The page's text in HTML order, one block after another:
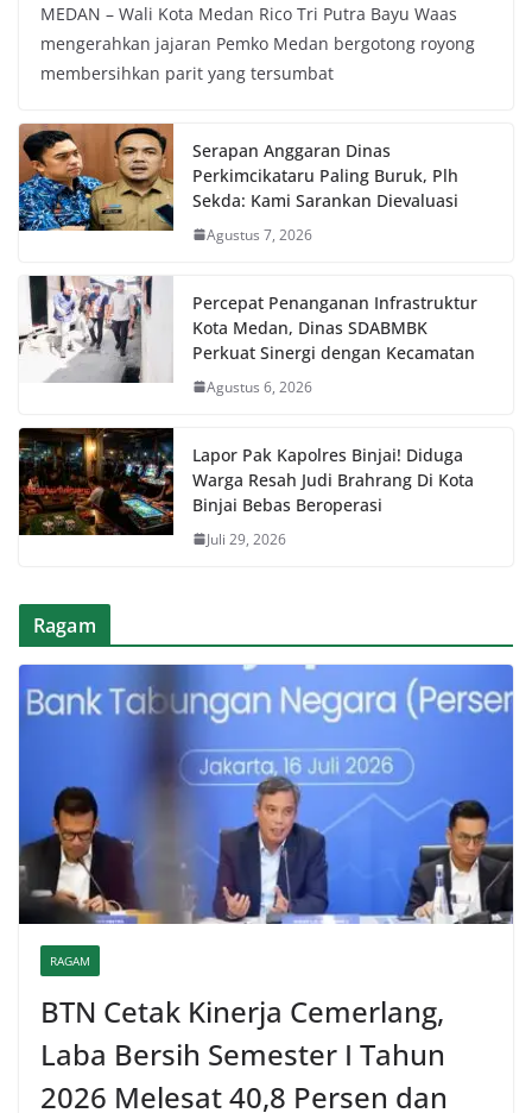
MEDAN – Wali Kota Medan Rico Tri Putra Bayu Waas
mengerahkan jajaran Pemko Medan bergotong royong
membersihkan parit yang tersumbat
Serapan Anggaran Dinas
Perkimcikataru Paling Buruk, Plh
Sekda: Kami Sarankan Dievaluasi
Agustus 7, 2026
Percepat Penanganan Infrastruktur
Kota Medan, Dinas SDABMBK
Perkuat Sinergi dengan Kecamatan
Agustus 6, 2026
Lapor Pak Kapolres Binjai! Diduga
Warga Resah Judi Brahrang Di Kota
Binjai Bebas Beroperasi
Juli 29, 2026
Ragam
RAGAM
BTN Cetak Kinerja Cemerlang,
Laba Bersih Semester I Tahun
2026 Melesat 40,8 Persen dan